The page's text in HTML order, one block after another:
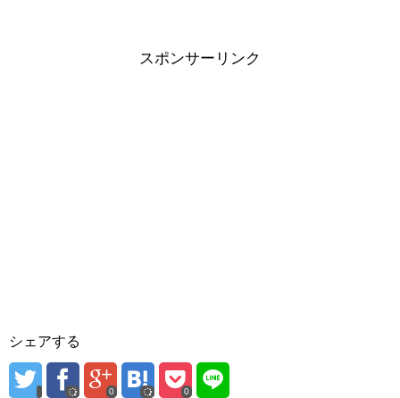
スポンサーリンク
シェアする
0 0